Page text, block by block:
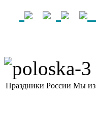
Праздники России Мы из